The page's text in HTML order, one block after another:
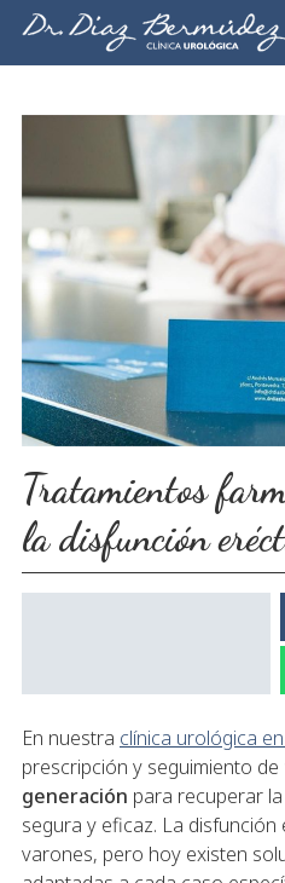
Tratamientos
la disfunción
En nuestra clínica urológica
prescripción y seguimiento de
generación para recuperar
segura y eficaz. La
varones, pero hoy existen